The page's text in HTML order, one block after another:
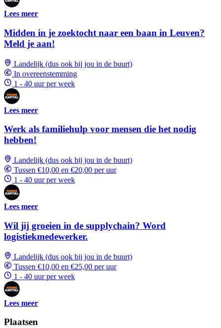
Lees meer
Midden in je zoektocht naar een baan in Leuven?
Meld je aan!
Landelijk (dus ook bij jou in de buurt)
In overeenstemming
1 - 40 uur per week
Lees meer
Werk als familiehulp voor mensen die het nodig
hebben!
Landelijk (dus ook bij jou in de buurt)
Tussen €10,00 en €20,00 per uur
1 - 40 uur per week
Lees meer
Wil jij groeien in de supplychain? Word
logistiekmedewerker.
Landelijk (dus ook bij jou in de buurt)
Tussen €10,00 en €25,00 per uur
1 - 40 uur per week
Lees meer
Plaatsen